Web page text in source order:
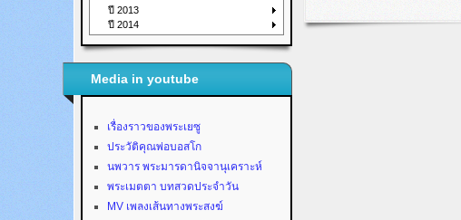
ปี 2013
ปี 2014
Media in youtube
เรื่องราวของพระเยซู
ประวัติคุณพ่อบอสโก
นพวาร พระมารดานิจจานุเคราะห์
พระเมตตา บทสวดประจำวัน
MV เพลงเส้นทางพระสงฆ์